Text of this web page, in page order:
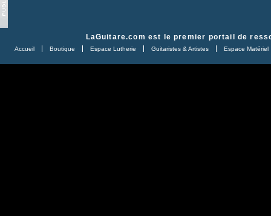
LaGuitare.com est le premier portail de
Accueil Boutique Espace Lutherie Guitaristes & Artistes Espace Matériel